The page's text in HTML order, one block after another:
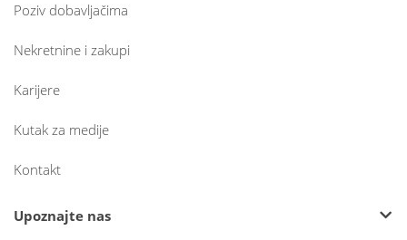
Poziv dobavljačima
Nekretnine i zakupi
Karijere
Kutak za medije
Kontakt
Upoznajte nas